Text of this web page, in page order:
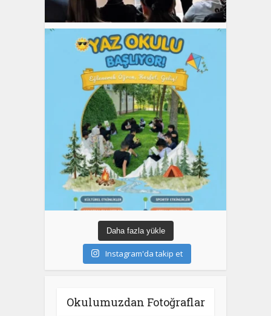
Daha fazla yükle
Instagram'da takip et
Okulumuzdan Fotoğraflar